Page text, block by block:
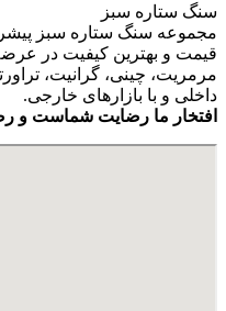
سنگ ستاره سبز
مجموعه سنگ ستاره سبز
قیمت و بهترین کیفیت در
مرمریت، چینی، گرانیت،
داخلی و با بازارهای خارجی.
افتخار ما رضایت شماست و